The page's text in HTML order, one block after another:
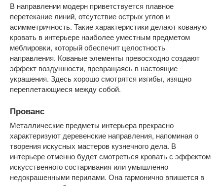
В направлении модерн приветствуется плавное
перетекание линий, отсутствие острых углов и
асимметричность. Такие характеристики делают кованую
кровать в интерьере наиболее уместным предметом
меблировки, который обеспечит целостность
направления. Кованые элементы превосходно создают
эффект воздушности, превращаясь в настоящие
украшения. Здесь хорошо смотрятся изгибы, изящно
переплетающиеся между собой.
Прованс
Металлические предметы интерьера прекрасно
характеризуют деревенские направления, напоминая о
творения искусных мастеров кузнечного дела. В
интерьере отменно будет смотреться кровать с эффектом
искусственного состаривания или умышленно
недокрашенными перилами. Она гармонично впишется в